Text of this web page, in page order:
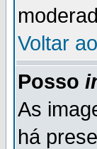
Voltar
Posso
As
há